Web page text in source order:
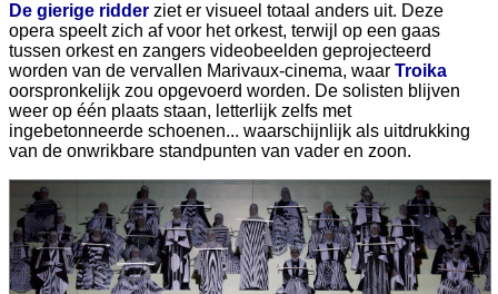
De gierige ridder ziet er visueel totaal anders uit. Deze
opera speelt zich af voor het orkest, terwijl op een gaas
tussen orkest en zangers videobeelden geprojecteerd
worden van de vervallen Marivaux-cinema, waar Troika
oorspronkelijk zou opgevoerd worden. De solisten blijven
weer op één plaats staan, letterlijk zelfs met
ingebetonneerde schoenen... waarschijnlijk als uitdrukking
van de onwrikbare standpunten van vader en zoon.